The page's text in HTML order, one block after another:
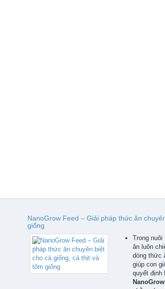
NanoGrow Feed – Giải pháp thức ăn
giống
Trong
ăn luôn
dòng thức
giúp con
quyết định